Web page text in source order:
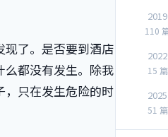
现了。是否要到酒店
么都没有发生。除我
只在发生危险的时
2019
110
2022
15 篇
2025
51 篇